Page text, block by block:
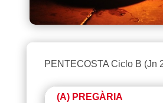
PENTECOSTA Ciclo B (Jn
(A) PREGÀRIA